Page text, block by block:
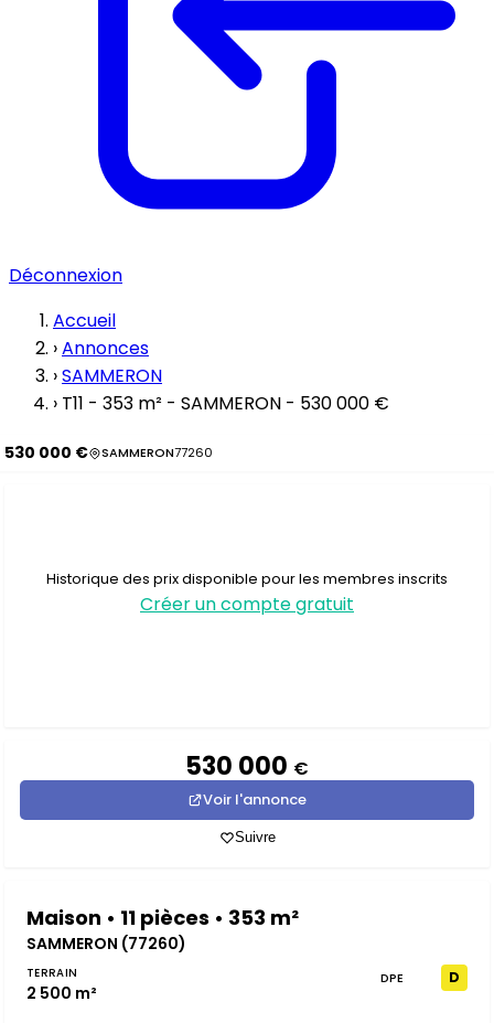
Déconnexion
Accueil
›Annonces
›SAMMERON
› T11 - 353 m² - SAMMERON - 530 000 €
530 000 € SAMMERON77260
Historique des prix disponible pour les membres inscrits
Créer un compte gratuit
530 000 €
Voir l'annonce
Suivre
Maison • 11 pièces • 353 m²
SAMMERON (77260)
TERRAIN
2 500 m²
DPE D